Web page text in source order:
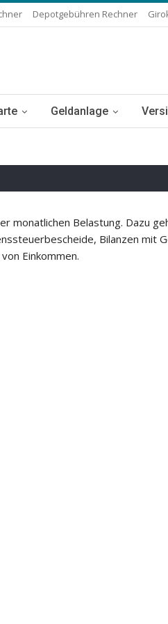
Depotgebühren Rechner
Geldanlage
monatlichen Belastung. Dazu
Bilanzen mit
Einkommen.